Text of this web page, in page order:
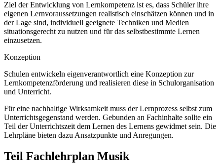
Ziel der Entwicklung von Lernkompetenz ist es, dass Schüler ihre
eigenen Lernvoraussetzungen realistisch einschätzen können und in
der Lage sind, individuell geeignete Techniken und Medien
situationsgerecht zu nutzen und für das selbstbestimmte Lernen
einzusetzen.
Konzeption
Schulen entwickeln eigenverantwortlich eine Konzeption zur
Lernkompetenzförderung und realisieren diese in Schulorganisation
und Unterricht.
Für eine nachhaltige Wirksamkeit muss der Lernprozess selbst zum
Unterrichtsgegenstand werden. Gebunden an Fachinhalte sollte ein
Teil der Unterrichtszeit dem Lernen des Lernens gewidmet sein. Die
Lehrpläne bieten dazu Ansatzpunkte und Anregungen.
Teil Fachlehrplan Musik